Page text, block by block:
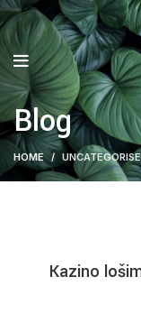
Blog
HOME
Kazino